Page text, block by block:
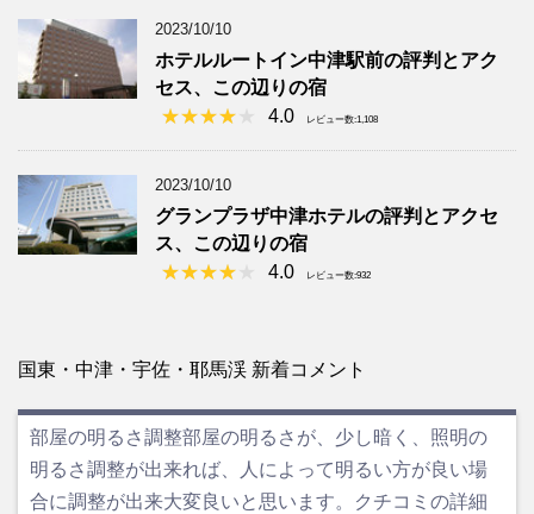
2023/10/10
ホテルルートイン中津駅前の評判とアク
セス、この辺りの宿
4.0
レビュー数:1,108
2023/10/10
グランプラザ中津ホテルの評判とアクセ
ス、この辺りの宿
4.0
レビュー数:932
国東・中津・宇佐・耶馬渓 新着コメント
部屋の明るさ調整部屋の明るさが、少し暗く、照明の
明るさ調整が出来れば、人によって明るい方が良い場
合に調整が出来大変良いと思います。クチコミの詳細